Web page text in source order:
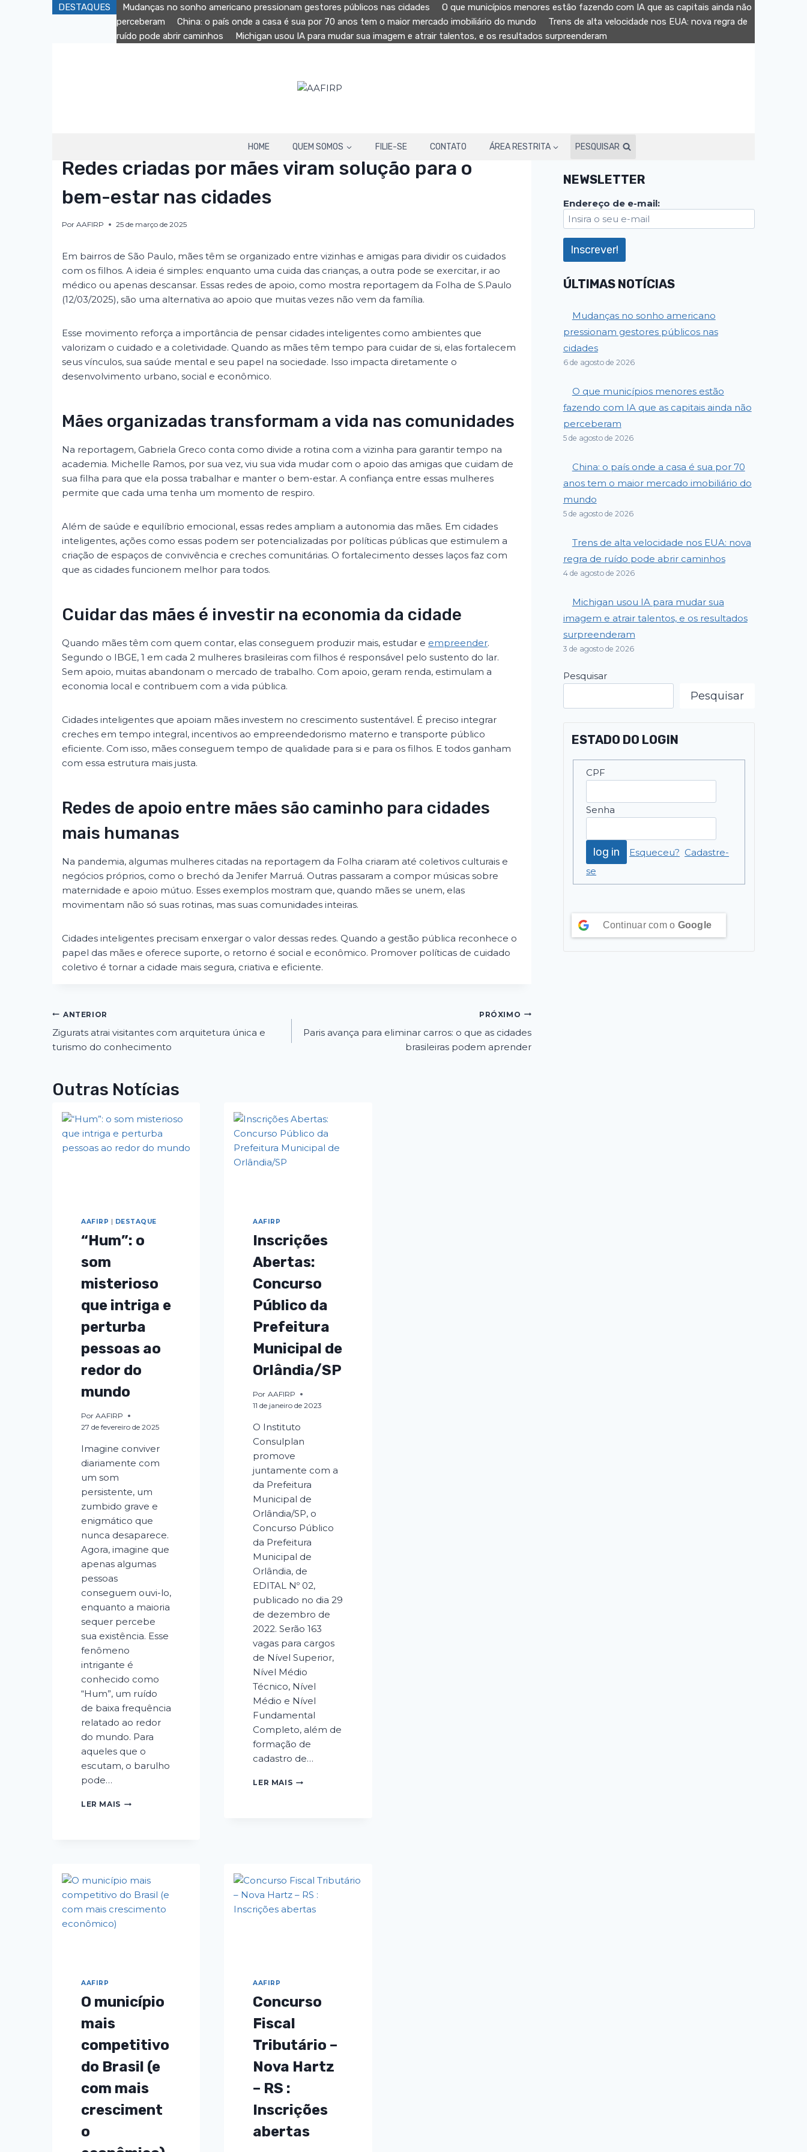
DESTAQUES Mudanças no sonho americano pressionam gestores públicos nas cidades
O que municípios menores estão fazendo com IA que as capitais ainda não
perceberam
China: o país onde a casa é sua por 70 anos tem o maior mercado imobiliário do mundo
Trens de alta velocidade nos EUA: nova regra de
ruído pode abrir caminhos
Michigan usou IA para mudar sua imagem e atrair talentos, e os resultados surpreenderam
HOME QUEM SOMOS FILIE-SE CONTATO ÁREA RESTRITA PESQUISAR
Redes criadas por mães viram solução para o
bem-estar nas cidades
Por AAFIRP 25 de março de 2025
Em bairros de São Paulo, mães têm se organizado entre vizinhas e amigas para dividir os cuidados
com os filhos. A ideia é simples: enquanto uma cuida das crianças, a outra pode se exercitar, ir ao
médico ou apenas descansar. Essas redes de apoio, como mostra reportagem da Folha de S.Paulo
(12/03/2025), são uma alternativa ao apoio que muitas vezes não vem da família.
Esse movimento reforça a importância de pensar cidades inteligentes como ambientes que
valorizam o cuidado e a coletividade. Quando as mães têm tempo para cuidar de si, elas fortalecem
seus vínculos, sua saúde mental e seu papel na sociedade. Isso impacta diretamente o
desenvolvimento urbano, social e econômico.
Mães organizadas transformam a vida nas comunidades
Na reportagem, Gabriela Greco conta como divide a rotina com a vizinha para garantir tempo na
academia. Michelle Ramos, por sua vez, viu sua vida mudar com o apoio das amigas que cuidam de
sua filha para que ela possa trabalhar e manter o bem-estar. A confiança entre essas mulheres
permite que cada uma tenha um momento de respiro.
Além de saúde e equilíbrio emocional, essas redes ampliam a autonomia das mães. Em cidades
inteligentes, ações como essas podem ser potencializadas por políticas públicas que estimulem a
criação de espaços de convivência e creches comunitárias. O fortalecimento desses laços faz com
que as cidades funcionem melhor para todos.
Cuidar das mães é investir na economia da cidade
Quando mães têm com quem contar, elas conseguem produzir mais, estudar e empreender.
Segundo o IBGE, 1 em cada 2 mulheres brasileiras com filhos é responsável pelo sustento do lar.
Sem apoio, muitas abandonam o mercado de trabalho. Com apoio, geram renda, estimulam a
economia local e contribuem com a vida pública.
Cidades inteligentes que apoiam mães investem no crescimento sustentável. É preciso integrar
creches em tempo integral, incentivos ao empreendedorismo materno e transporte público
eficiente. Com isso, mães conseguem tempo de qualidade para si e para os filhos. E todos ganham
com essa estrutura mais justa.
Redes de apoio entre mães são caminho para cidades
mais humanas
Na pandemia, algumas mulheres citadas na reportagem da Folha criaram até coletivos culturais e
negócios próprios, como o brechó da Jenifer Marruá. Outras passaram a compor músicas sobre
maternidade e apoio mútuo. Esses exemplos mostram que, quando mães se unem, elas
movimentam não só suas rotinas, mas suas comunidades inteiras.
Cidades inteligentes precisam enxergar o valor dessas redes. Quando a gestão pública reconhece o
papel das mães e oferece suporte, o retorno é social e econômico. Promover políticas de cuidado
coletivo é tornar a cidade mais segura, criativa e eficiente.
Navegação
de
ANTERIOR
Zigurats atrai visitantes com arquitetura única e
turismo do conhecimento
PRÓXIMO
Paris avança para eliminar carros: o que as cidades
brasileiras podem aprender
Outras Notícias
AAFIRP | DESTAQUE
“Hum”: o
som
misterioso
que intriga e
perturba
pessoas ao
redor do
mundo
Por AAFIRP
27 de fevereiro de 2025
Imagine conviver
diariamente com
um som
persistente, um
zumbido grave e
enigmático que
nunca desaparece.
Agora, imagine que
apenas algumas
pessoas
conseguem ouvi-lo,
enquanto a maioria
sequer percebe
sua existência. Esse
fenômeno
intrigante é
conhecido como
“Hum”, um ruído
de baixa frequência
relatado ao redor
do mundo. Para
aqueles que o
escutam, o barulho
pode…
LER MAIS“HUM”:
PERTURBA
PESSOAS
AAFIRP
Inscrições
Abertas:
Concurso
Público da
Prefeitura
Municipal de
Orlândia/SP
Por AAFIRP
11 de janeiro de 2023
O Instituto
Consulplan
promove
juntamente com a
da Prefeitura
Municipal de
Orlândia/SP, o
Concurso Público
da Prefeitura
Municipal de
Orlândia, de
EDITAL Nº 02,
publicado no dia 29
de dezembro de
2022. Serão 163
vagas para cargos
de Nível Superior,
Nível Médio
Técnico, Nível
Médio e Nível
Fundamental
Completo, além de
formação de
cadastro de…
LER MAISINSCRIÇÕES
AAFIRP
O município
mais
competitivo
do Brasil (e
com mais
cresciment
o
AAFIRP
Concurso
Fiscal
Tributário –
Nova Hartz
– RS :
Inscrições
abertas
NEWSLETTER
Endereço de e-mail:
ÚLTIMAS NOTÍCIAS
Mudanças no sonho americano
pressionam gestores públicos nas
cidades
6 de agosto de 2026
O que municípios menores estão
fazendo com IA que as capitais ainda não
perceberam
5 de agosto de 2026
China: o país onde a casa é sua por 70
anos tem o maior mercado imobiliário do
mundo
5 de agosto de 2026
Trens de alta velocidade nos EUA: nova
regra de ruído pode abrir caminhos
4 de agosto de 2026
Michigan usou IA para mudar sua
imagem e atrair talentos, e os resultados
surpreenderam
3 de agosto de 2026
Pesquisar
Pesquisar
ESTADO DO LOGIN
CPF
Senha
Esqueceu? Cadastre-
se
Continuar com o Google